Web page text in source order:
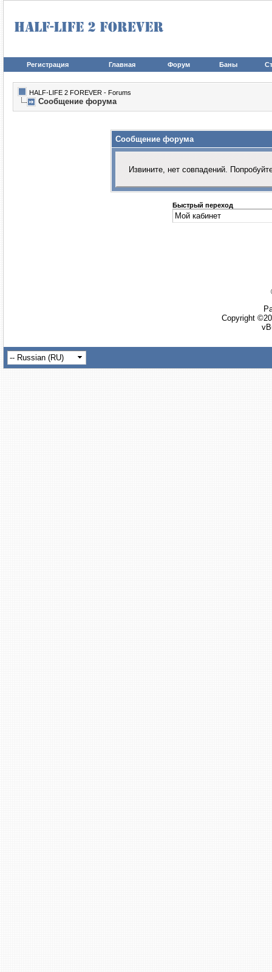
Регистрация Главная Форум Баны
HALF-LIFE 2 FOREVER - Forums
Сообщение форума
Сообщение форума
Извините, нет совпадений.
Быстрый переход
Copyright